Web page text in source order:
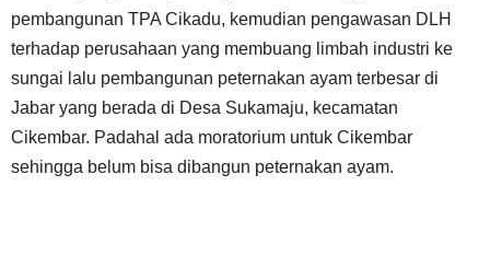
pembangunan TPA Cikadu, kemudian pengawasan DLH
terhadap perusahaan yang membuang limbah industri ke
sungai lalu pembangunan peternakan ayam terbesar di
Jabar yang berada di Desa Sukamaju, kecamatan
Cikembar. Padahal ada moratorium untuk Cikembar
sehingga belum bisa dibangun peternakan ayam.